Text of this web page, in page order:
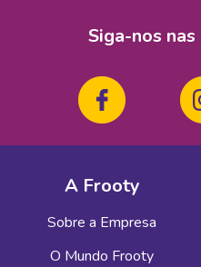
Siga-nos nas
A Frooty
Sobre a Empresa
O Mundo Frooty